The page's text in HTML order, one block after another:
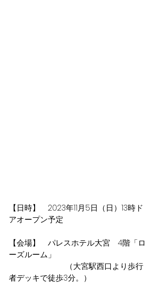
【日時】　2023年11月5日（日）13時ド
アオープン予定
【会場】　パレスホテル大宮　4階「ロ
ーズルーム」
（大宮駅西口より歩行
者デッキで徒歩3分。）